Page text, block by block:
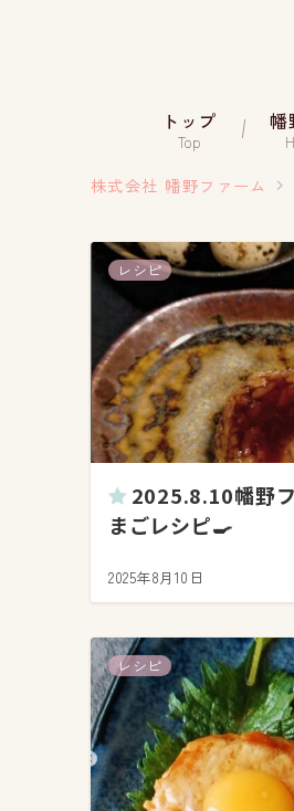
トップ
Top
幡
株式会社 幡野ファーム
レシピ
2025.8.10幡野
まごレシピ🍳
2025年8月10日
レシピ